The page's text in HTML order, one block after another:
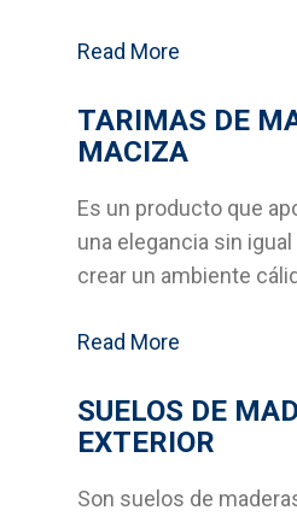
Formica
Outlet
Servicios
Soluciones en tableros
Decoración del hogar
Read More
TARIMAS DE
MACIZA
Es un producto que
una elegancia sin
crear un ambiente
Read More
SUELOS DE
EXTERIOR
Son suelos de